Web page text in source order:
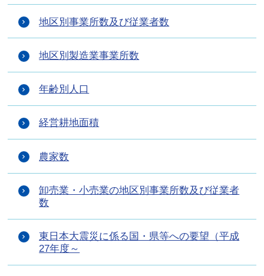
地区別事業所数及び従業者数
地区別製造業事業所数
年齢別人口
経営耕地面積
農家数
卸売業・小売業の地区別事業所数及び従業者
数
東日本大震災に係る国・県等への要望（平成
27年度～